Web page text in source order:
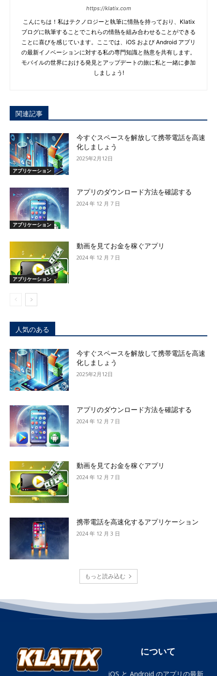
https://klatix.com
こんにちは！私はテクノロジーと執筆に情熱を持っており、Klatix
ブログに執筆することでこれらの情熱を組み合わせることができる
ことに喜びを感じています。ここでは、iOS および Android アプリ
の最新イノベーションに対する私の専門知識と熱意を共有します。
モバイルの世界における発見とアップデートの旅に私と一緒に参加
しましょう!
関連記事
アプリケーション
今すぐスペースを解放して携帯電話を高速
化しましょう
2025年2月12日
アプリケーション
アプリのダウンロード方法を確認する
2024 年 12 月 7 日
アプリケーション
動画を見てお金を稼ぐアプリ
2024 年 12 月 7 日
人気のある
今すぐスペースを解放して携帯電話を高速
化しましょう
2025年2月12日
アプリのダウンロード方法を確認する
2024 年 12 月 7 日
動画を見てお金を稼ぐアプリ
2024 年 12 月 7 日
携帯電話を高速化するアプリケーション
2024 年 12 月 3 日
もっと読み込む
について
iOS と Android のアプリの最新